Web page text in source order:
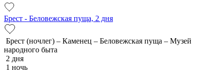
Брест - Беловежская пуща, 2 дня
Брест (ночлег) – Каменец – Беловежская пуща – Музей
народного быта
2 дня
1 ночь